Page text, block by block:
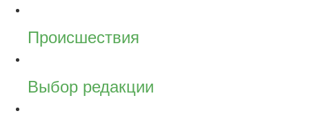
Происшествия
Выбор редакции